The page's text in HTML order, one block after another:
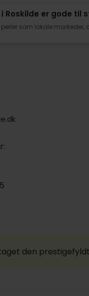
Roskilde er gode til
som lokale
den